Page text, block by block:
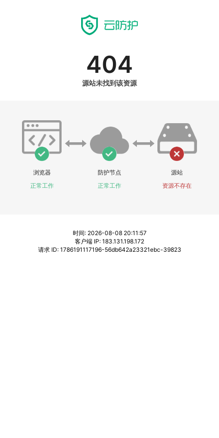
404
源站未找到该资源
浏览器
正常工作
防护节点
正常工作
源站
资源不存在
时间: 2026-08-08 20:11:57
客户端 IP: 183.131.198.172
请求 ID: 1786191117196-56db642a23321ebc-39823